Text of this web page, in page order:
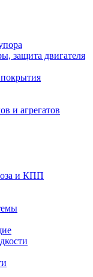
защита двигателя
и агрегатов
и КПП